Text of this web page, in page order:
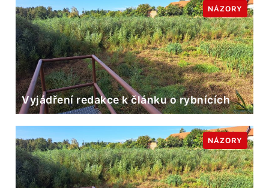
Vyjádření redakce k článku o rybnících
NÁZORY
NÁZORY